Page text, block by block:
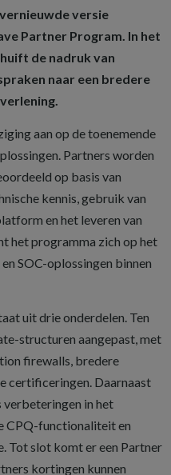
versie
Partner Program. In het
de nadruk van
naar een bredere
aan op de toenemende
Partners worden
op basis van
kennis, gebruik van
en het leveren van
het programma zich op het
SOC-oplossingen binnen
uit drie onderdelen. Ten
structuren aangepast, met
firewalls, bredere
certificeringen. Daarnaast
in het
CPQ-functionaliteit en
Tot slot komt er een Partner
kortingen kunnen